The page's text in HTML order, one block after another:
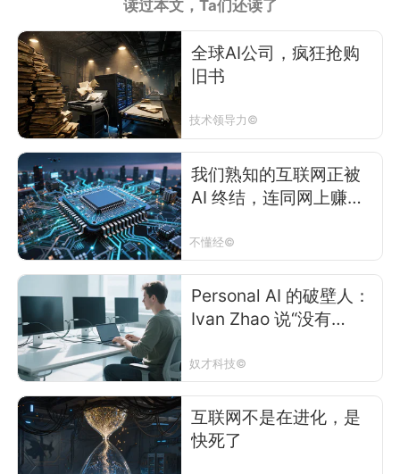
读过本文，Ta们还读了
全球AI公司，疯狂抢购
旧书
技术领导力©
我们熟知的互联网正被
AI 终结，连同网上赚钱
不懂经©
Personal AI 的破壁人：
Ivan Zhao 说“没有
务没有未来”
奴才科技©
互联网不是在进化，是
快死了